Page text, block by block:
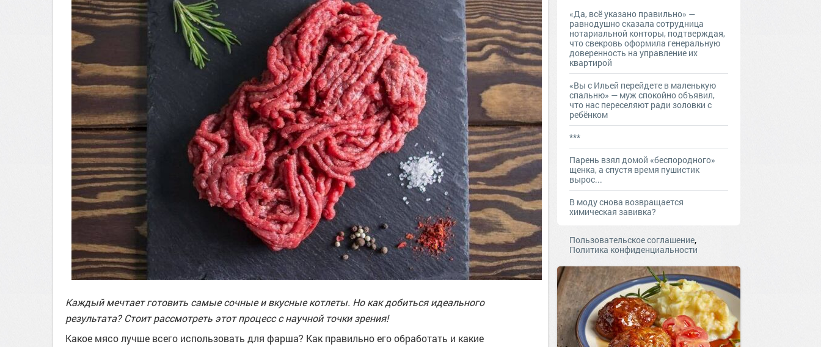
Каждый мечтает готовить самые сочные и вкусные котлеты. Но как добиться идеального
результата? Стоит рассмотреть этот процесс с научной точки зрения!
Какое мясо лучше всего использовать для фарша? Как правильно его обработать и какие
«Да, всё указано правильно» —
равнодушно сказала сотрудница
нотариальной конторы, подтверждая,
что свекровь оформила генеральную
доверенность на управление их
квартирой
«Вы с Ильей перейдете в маленькую
спальню» — муж спокойно объявил,
что нас переселяют ради золовки с
ребёнком
***
Парень взял домой «беспородного»
щенка, а спустя время пушистик
вырос...
В моду снова возвращается
химическая завивка?
Пользовательское соглашение,
Политика конфиденциальности